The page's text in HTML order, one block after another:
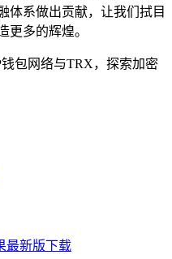
体系做出贡献，让我们拭目
更多的辉煌。
包网络与TRX，探索加密
最新版下载